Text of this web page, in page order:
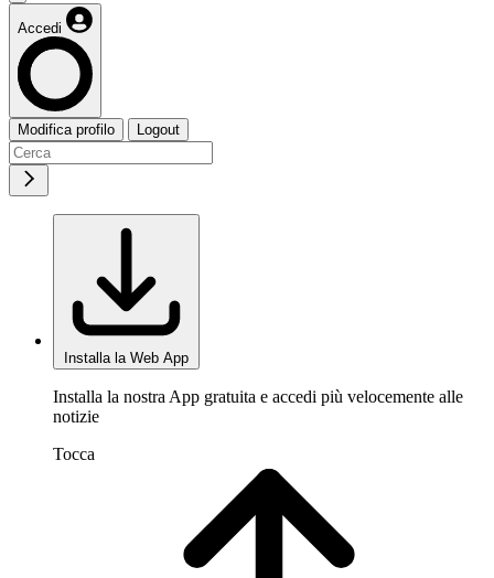
Accedi
Modifica profilo Logout
Installa la Web App
Installa la nostra App gratuita e accedi più velocemente alle
notizie
Tocca